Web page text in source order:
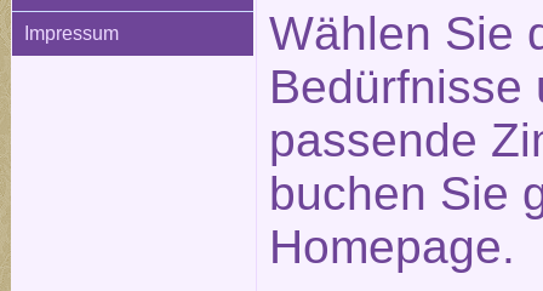
Impressum
Wählen Sie
Bedürfnisse
passende
buchen Sie
Homepage.